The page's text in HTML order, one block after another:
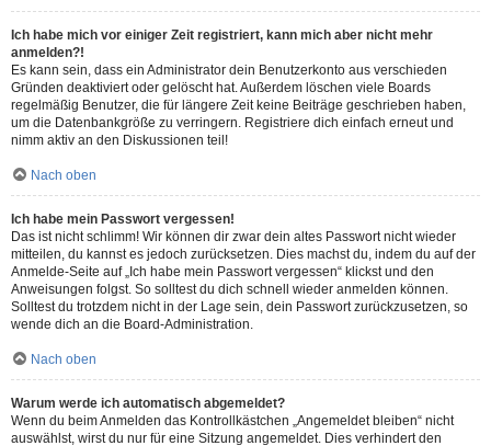
Ich habe mich vor einiger Zeit registriert, kann mich aber nicht mehr
anmelden?!
Es kann sein, dass ein Administrator dein Benutzerkonto aus verschieden
Gründen deaktiviert oder gelöscht hat. Außerdem löschen viele Boards
regelmäßig Benutzer, die für längere Zeit keine Beiträge geschrieben haben,
um die Datenbankgröße zu verringern. Registriere dich einfach erneut und
nimm aktiv an den Diskussionen teil!
Nach oben
Ich habe mein Passwort vergessen!
Das ist nicht schlimm! Wir können dir zwar dein altes Passwort nicht wieder
mitteilen, du kannst es jedoch zurücksetzen. Dies machst du, indem du auf der
Anmelde-Seite auf „Ich habe mein Passwort vergessen“ klickst und den
Anweisungen folgst. So solltest du dich schnell wieder anmelden können.
Solltest du trotzdem nicht in der Lage sein, dein Passwort zurückzusetzen, so
wende dich an die Board-Administration.
Nach oben
Warum werde ich automatisch abgemeldet?
Wenn du beim Anmelden das Kontrollkästchen „Angemeldet bleiben“ nicht
auswählst, wirst du nur für eine Sitzung angemeldet. Dies verhindert den